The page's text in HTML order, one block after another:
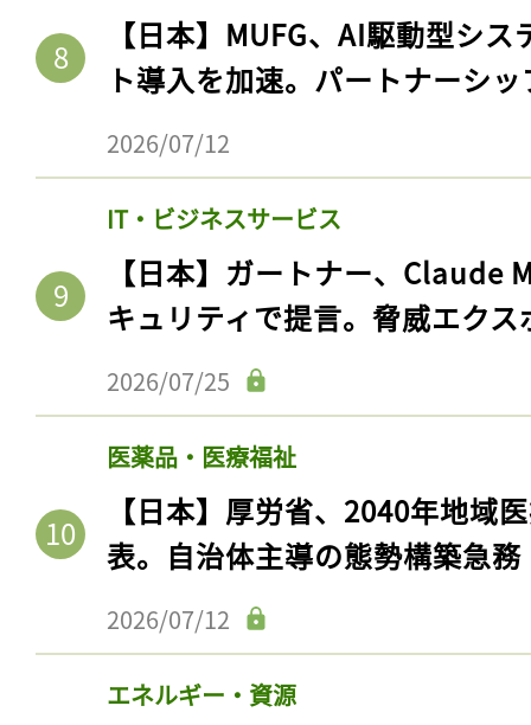
【日本】MUFG、AI駆動型シ
ト導入を加速。パートナーシ
2026/07/12
IT・ビジネスサービス
【日本】ガートナー、Claude
キュリティで提言。脅威エク
2026/07/25
医薬品・医療福祉
【日本】厚労省、2040年地域
表。自治体主導の態勢構築急務
2026/07/12
エネルギー・資源